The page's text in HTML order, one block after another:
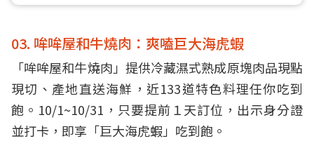
03. 哞哞屋和牛燒肉：爽嗑巨大海虎蝦
「哞哞屋和牛燒肉」提供冷藏濕式熟成原塊肉品現點
現切、產地直送海鮮，近133道特色料理任你吃到
飽。10/1~10/31，只要提前１天訂位，出示身分證
並打卡，即享「巨大海虎蝦」吃到飽。